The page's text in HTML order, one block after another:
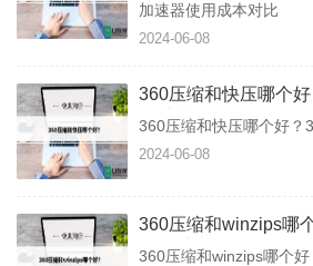
加速器使用成本对比
2024-06-08
360压缩和快压哪个
别对比
360压缩和快压哪个好？
2024-06-08
360压缩和winzips哪
区别对比
360压缩和winzips哪个